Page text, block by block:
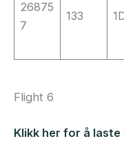
26875
7
133
Flight 6
Klikk her for å